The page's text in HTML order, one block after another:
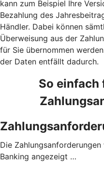
kann zum Beispiel Ihre
Bezahlung des
Händler. Dabei können
Überweisung aus der
für Sie übernommen
der Daten entfällt dadurch.
So
Die
Banking angezeigt …